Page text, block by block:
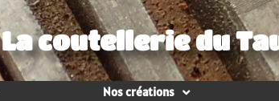
La coutellerie du
Nos créations